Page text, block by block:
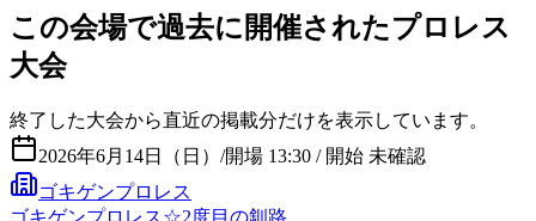
この会場で過去に開催されたプロレス
大会
終了した大会から直近の掲載分だけを表示しています。
2026年6月14日（日） /開場 13:30 / 開始 未確認
ゴキゲンプロレス
ゴキゲンプロレス☆2度目の釧路